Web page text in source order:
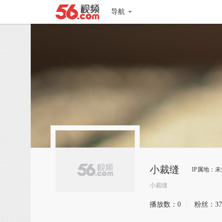
导航
小裁缝 IP属地：
小裁缝
播放数： 0 粉丝： 37